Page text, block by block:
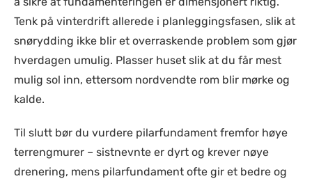
Tenk på vinterdrift allerede i planleggingsfasen, slik at
snørydding ikke blir et overraskende problem som gjør
hverdagen umulig. Plasser huset slik at du får mest
mulig sol inn, ettersom nordvendte rom blir mørke og
kalde.
Til slutt bør du vurdere pilarfundament fremfor høye
terrengmurer – sistnevnte er dyrt og krever nøye
drenering, mens pilarfundament ofte gir et bedre og